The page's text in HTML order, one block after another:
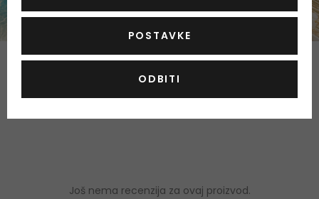
O proizvodu
OPIS OCJENA
Još nema recenzija za ovaj proizvod.
POSTAVKE
ODBITI